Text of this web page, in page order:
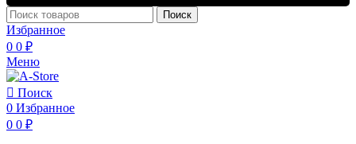
Поиск
Избранное
0 0 ₽
Меню
Поиск
0 Избранное
0 0 ₽